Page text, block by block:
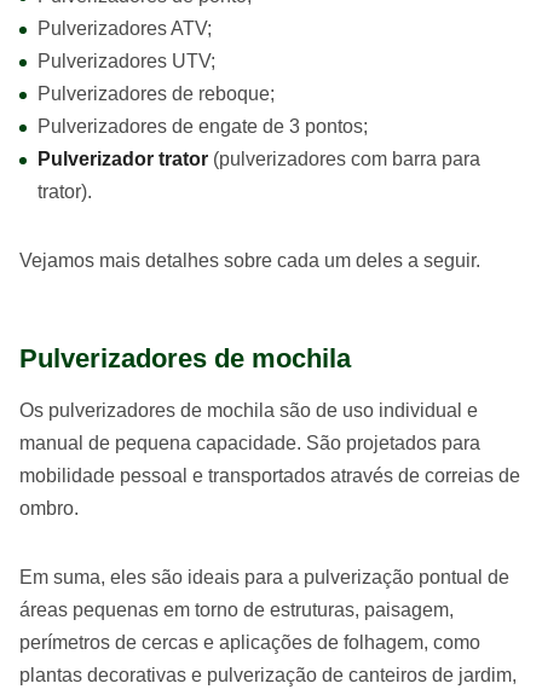
Pulverizadores ATV;
Pulverizadores UTV;
Pulverizadores de reboque;
Pulverizadores de engate de 3 pontos;
Pulverizador trator (pulverizadores com barra para
trator).
Vejamos mais detalhes sobre cada um deles a seguir.
Pulverizadores de mochila
Os pulverizadores de mochila são de uso individual e
manual de pequena capacidade. São projetados para
mobilidade pessoal e transportados através de correias de
ombro.
Em suma, eles são ideais para a pulverização pontual de
áreas pequenas em torno de estruturas, paisagem,
perímetros de cercas e aplicações de folhagem, como
plantas decorativas e pulverização de canteiros de jardim,